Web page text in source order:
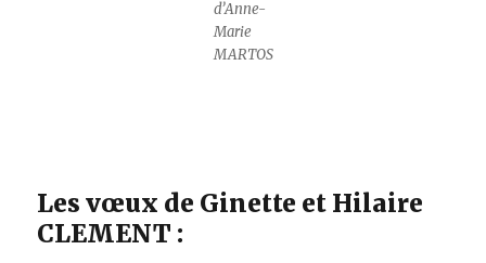
d’Anne-
Marie
MARTOS
Les vœux de Ginette et Hilaire
CLEMENT :